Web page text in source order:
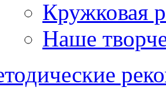
Кружковая
Наше